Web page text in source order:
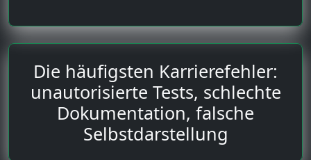
Die häufigsten Karrierefehler:
unautorisierte Tests, schlechte
Dokumentation, falsche
Selbstdarstellung